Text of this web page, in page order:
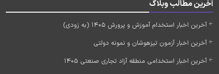
آخرین مطالب وبلاگ
آخرین اخبار استخدام آموزش و پرورش 1405 (به زودی)
آخرین اخبار آزمون تیزهوشان و نمونه دولتی
آخرین اخبار استخدامی منطقه آزاد تجاری صنعتی 1405